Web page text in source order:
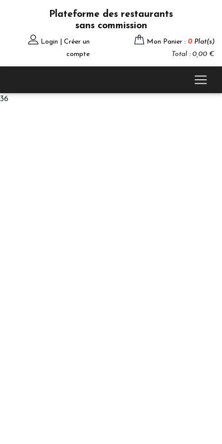
Plateforme des restaurants
sans commission
Login | Créer un
compte
Mon Panier : 0 Plat(s)
Total : 0,00 €
36